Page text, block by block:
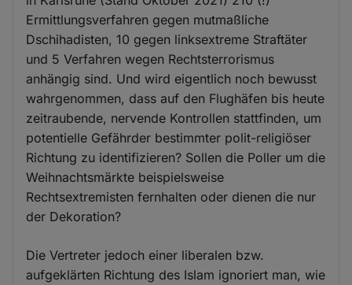
Ermittlungsverfahren gegen mutmaßliche
Dschihadisten, 10 gegen linksextreme Straftäter
und 5 Verfahren wegen Rechtsterrorismus
anhängig sind. Und wird eigentlich noch bewusst
wahrgenommen, dass auf den Flughäfen bis heute
zeitraubende, nervende Kontrollen stattfinden, um
potentielle Gefährder bestimmter polit-religiöser
Richtung zu identifizieren? Sollen die Poller um die
Weihnachtsmärkte beispielsweise
Rechtsextremisten fernhalten oder dienen die nur
der Dekoration?
Die Vertreter jedoch einer liberalen bzw.
aufgeklärten Richtung des Islam ignoriert man, wie